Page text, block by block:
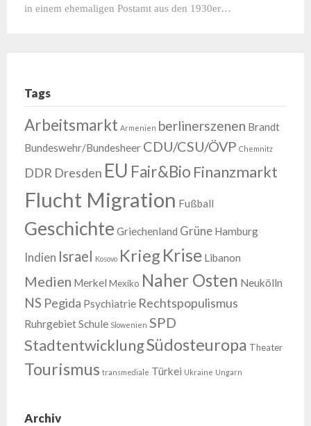
in einem ehemaligen Postamt aus den 1930er…
Tags
Arbeitsmarkt Armenien berlinerszenen Brandt
Bundeswehr/Bundesheer CDU/CSU/ÖVP Chemnitz
DDR Dresden EU Fair&Bio Finanzmarkt
Flucht Migration Fußball
Geschichte Griechenland Grüne Hamburg
Indien Israel Kosovo Krieg Krise Libanon
Medien Merkel Mexiko Naher Osten Neukölln
NS Pegida Psychiatrie Rechtspopulismus
RuhrgebietSchule Slowenien SPD
StadtentwicklungSüdosteuropa Theater
Tourismus transmediale Türkei Ukraine Ungarn
Archiv